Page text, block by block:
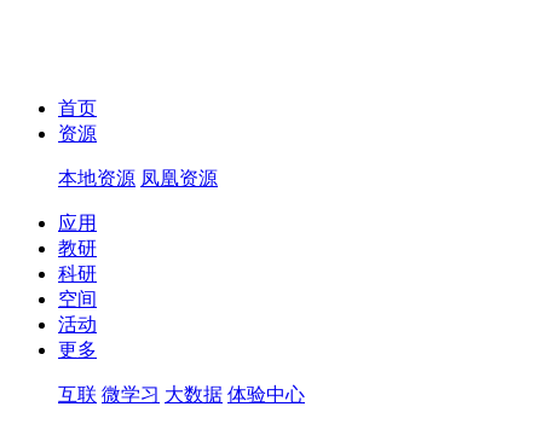
首页
资源
本地资源 凤凰资源
应用
教研
科研
空间
活动
更多
互联 微学习 大数据 体验中心